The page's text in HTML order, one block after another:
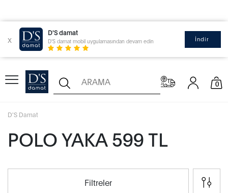
x
D'S damat
D'S damat mobil uygulamasından devam edin İndir
0
D'S Damat
POLO YAKA 599 TL
Filtreler